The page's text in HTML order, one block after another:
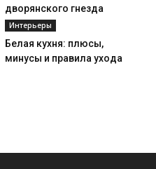
дворянского гнезда
Интерьеры
Белая кухня: плюсы,
минусы и правила ухода